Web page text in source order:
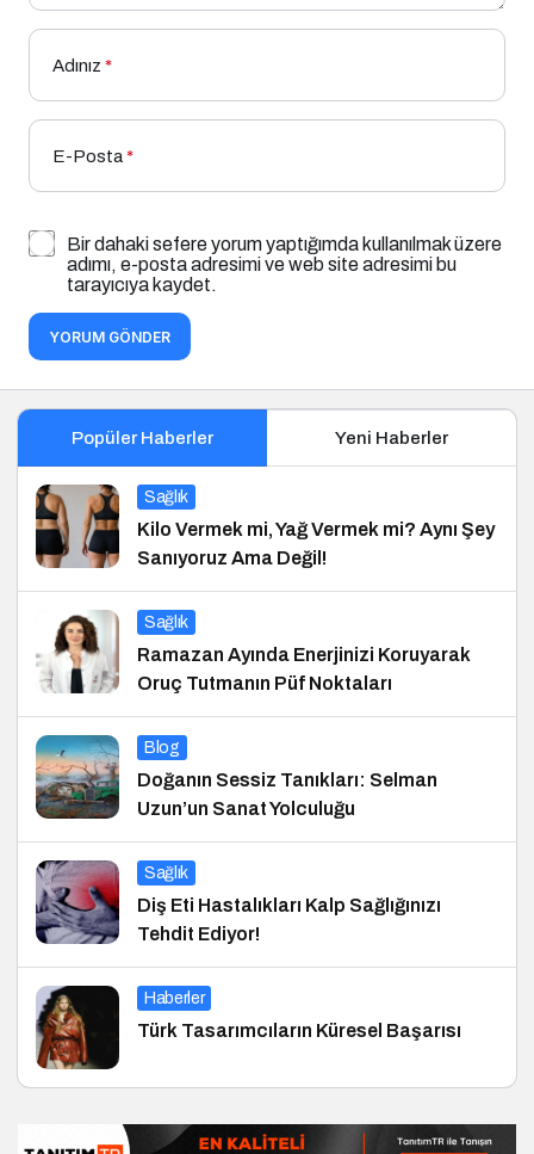
Adınız *
E-Posta*
Bir dahaki sefere yorum yaptığımda kullanılmak üzere
adımı, e-posta adresimi ve web site adresimi bu
tarayıcıya kaydet.
YORUM GÖNDER
Popüler Haberler Yeni Haberler
Sağlık
Kilo Vermek mi, Yağ Vermek mi? Aynı Şey
Sanıyoruz Ama Değil!
Sağlık
Ramazan Ayında Enerjinizi Koruyarak
Oruç Tutmanın Püf Noktaları
Blog
Doğanın Sessiz Tanıkları: Selman
Uzun’un Sanat Yolculuğu
Sağlık
Diş Eti Hastalıkları Kalp Sağlığınızı
Tehdit Ediyor!
Haberler
Türk Tasarımcıların Küresel Başarısı